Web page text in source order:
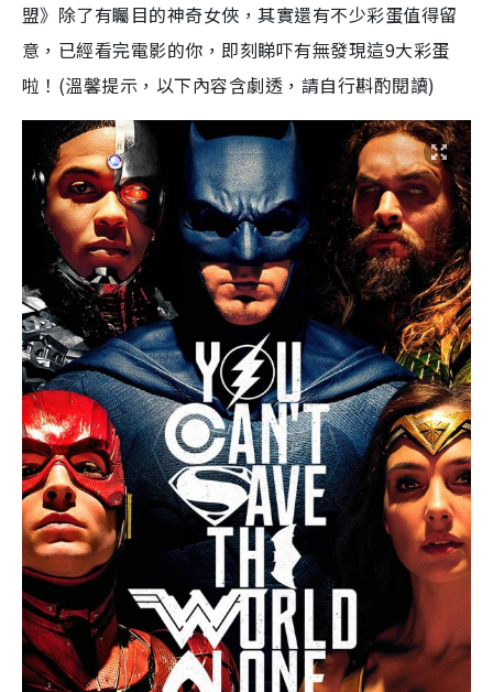
盟》除了有矚目的神奇女俠，其實還有不少彩蛋值得留
意，已經看完電影的你，即刻睇吓有無發現這9大彩蛋
啦！(溫馨提示，以下內容含劇透，請自行斟酌閱讀)